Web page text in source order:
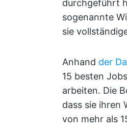
durchgeführt
sogenannte
sie
Anhand der
15 besten
arbeiten. Die
dass sie ihren
von mehr als